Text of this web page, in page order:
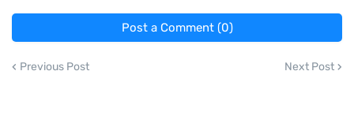
Post a Comment (0)
Previous Post Next Post